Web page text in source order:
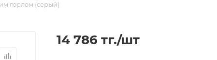
горлом (серый)
14 786 тг./шт